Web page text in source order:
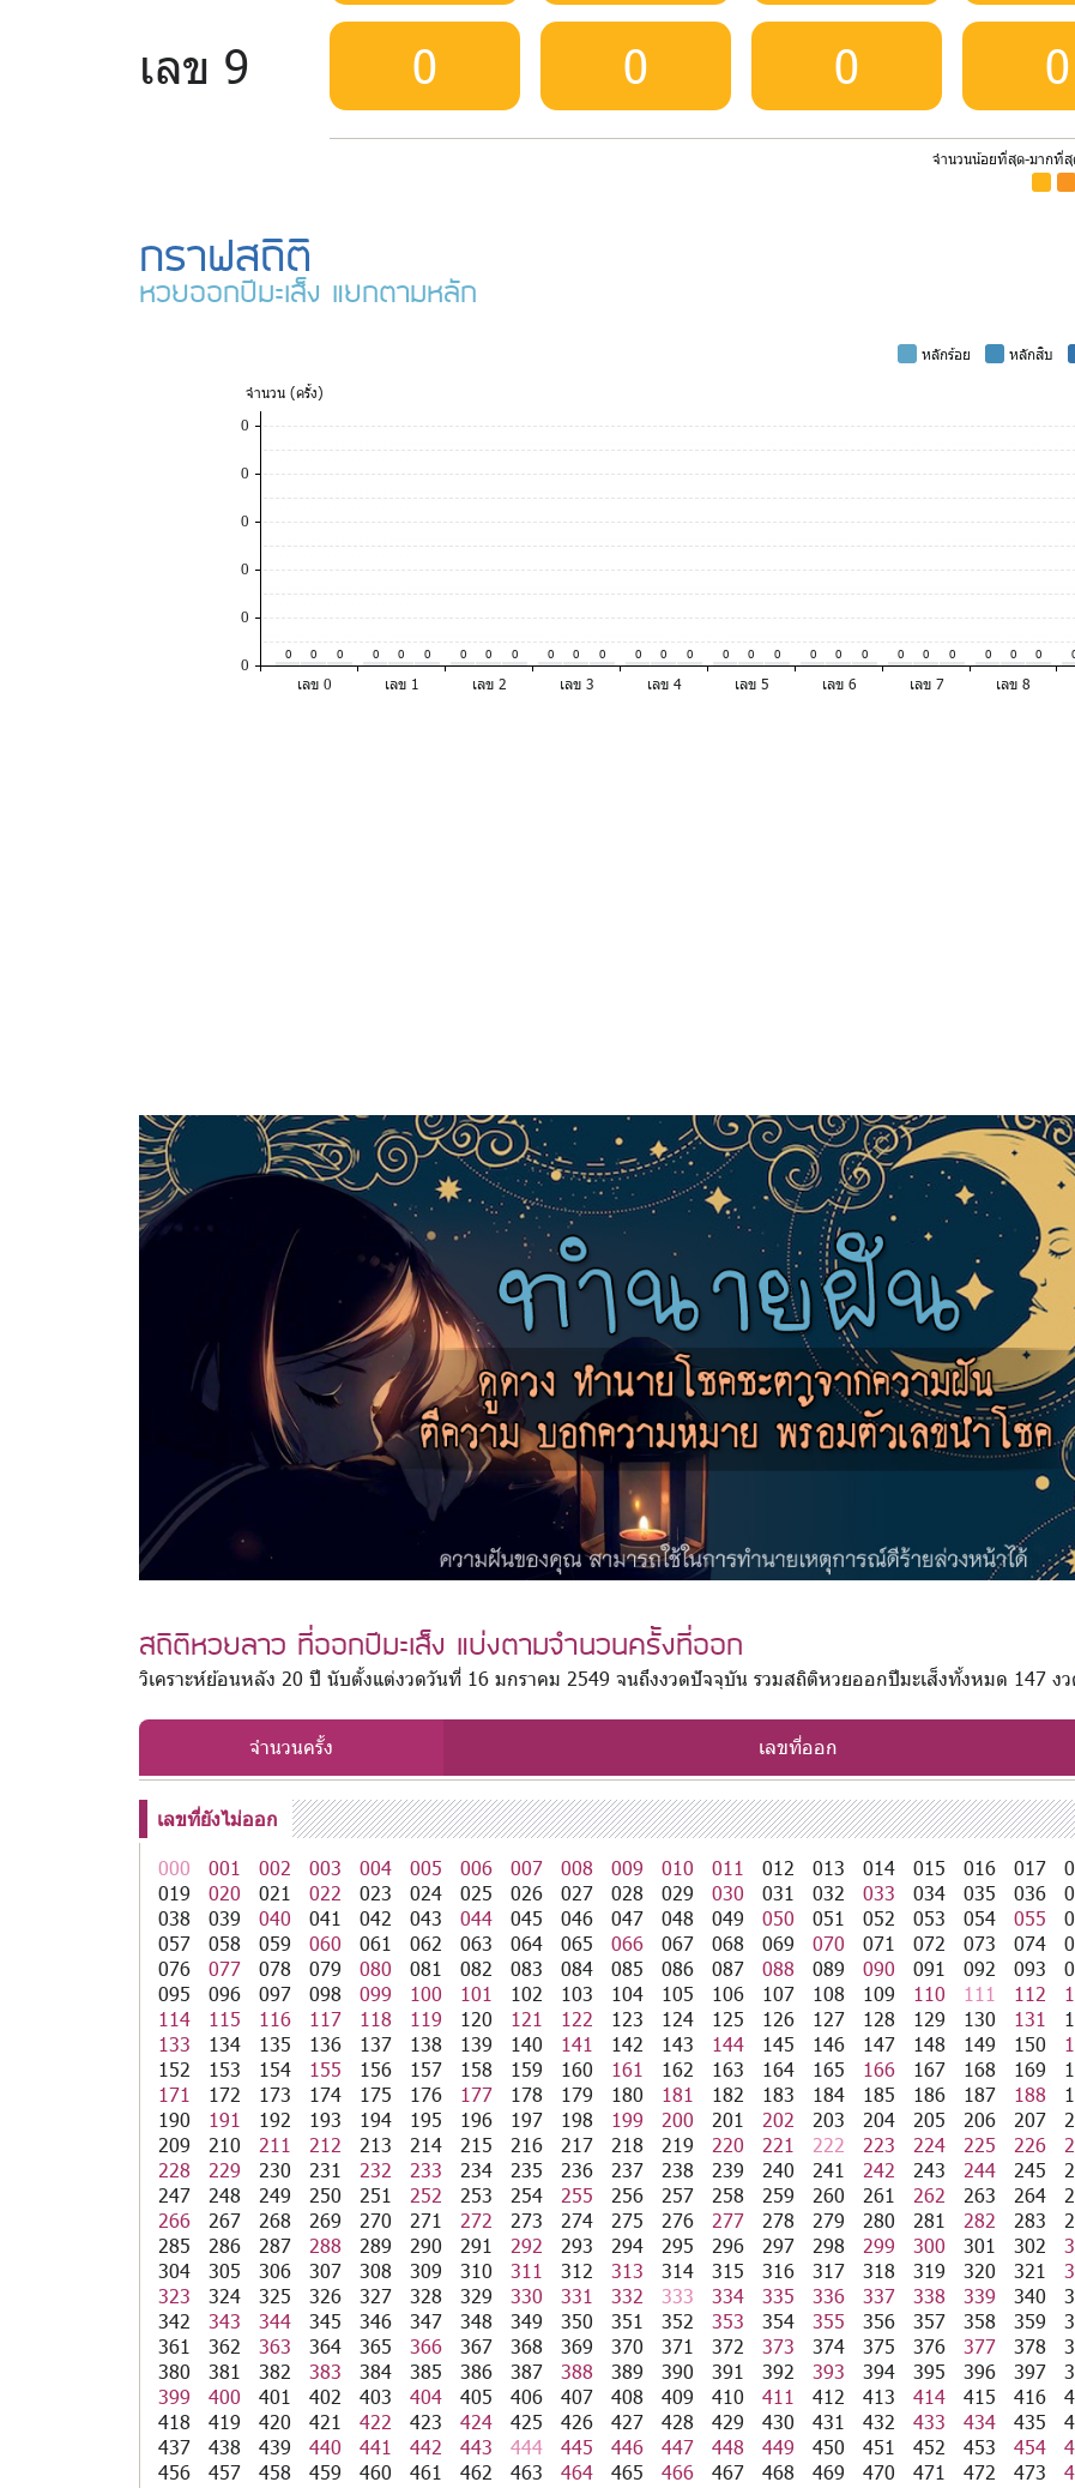
เลข 9
0 0 0 0
จำนวนน้อยที่สุด-มากที่
กราฟสถิติ
หวยออกปีมะเส็ง แยกตามหลัก
หลักร้อย หลักสิบ
จำนวน (ครั้ง)
0
0
0
0
0
0
0 0 0 0 0 0 0 0 0 0 0 0 0 0 0 0 0 0 0 0 0 0 0 0 0 0 0
เลข 0 เลข 1 เลข 2 เลข 3 เลข 4 เลข 5 เลข 6 เลข 7 เลข 8
สถิติหวยลาว ที่ออกปีมะเส็ง แบ่งตามจำนวนครั้งที่ออก
วิเคราะห์ย้อนหลัง 20 ปี นับตั้งแต่งวดวันที่ 16 มกราคม 2549 จนถึงงวดปัจจุบัน รวมสถิติหวยออกปีมะเส็งทั้งหมด 147 ง
จำนวนครั้ง เลขที่ออก
เลขที่ยังไม่ออก
000
001 002 003 004 005 006 007 008 009 010 011 012 013 014 015 016 017
019
020 021 022 023 024 025 026 027 028 029 030 031 032 033 034 035 036
038
039 040 041 042 043 044 045 046 047 048 049 050 051 052 053 054 055
057
058 059 060 061 062 063 064 065 066 067 068 069 070 071 072 073 074
076
077 078 079 080 081 082 083 084 085 086 087 088 089 090 091 092 093
095
096 097 098 099 100 101 102 103 104 105 106 107 108 109 110 111 112
114
115 116 117 118 119 120 121 122 123 124 125 126 127 128 129 130 131
133
134 135 136 137 138 139 140 141 142 143 144 145 146 147 148 149 150
152
153 154 155 156 157 158 159 160 161 162 163 164 165 166 167 168 169
171
172 173 174 175 176 177 178 179 180 181 182 183 184 185 186 187 188
190
191 192 193 194 195 196 197 198 199 200 201 202 203 204 205 206 207
209
210 211 212 213 214 215 216 217 218 219 220 221 222 223 224 225 226
228
229 230 231 232 233 234 235 236 237 238 239 240 241 242 243 244 245
247
248 249 250 251 252 253 254 255 256 257 258 259 260 261 262 263 264
266
267 268 269 270 271 272 273 274 275 276 277 278 279 280 281 282 283
285
286 287 288 289 290 291 292 293 294 295 296 297 298 299 300 301 302
304
305 306 307 308 309 310 311 312 313 314 315 316 317 318 319 320 321
323
324 325 326 327 328 329 330 331 332 333 334 335 336 337 338 339 340
342
343 344 345 346 347 348 349 350 351 352 353 354 355 356 357 358 359
361
362 363 364 365 366 367 368 369 370 371 372 373 374 375 376 377 378
380
381 382 383 384 385 386 387 388 389 390 391 392 393 394 395 396 397
399
400 401 402 403 404 405 406 407 408 409 410 411 412 413 414 415 416
418
419 420 421 422 423 424 425 426 427 428 429 430 431 432 433 434 435
437
438 439 440 441 442 443 444 445 446 447 448 449 450 451 452 453 454
456
457 458 459 460 461 462 463 464 465 466 467 468 469 470 471 472 473